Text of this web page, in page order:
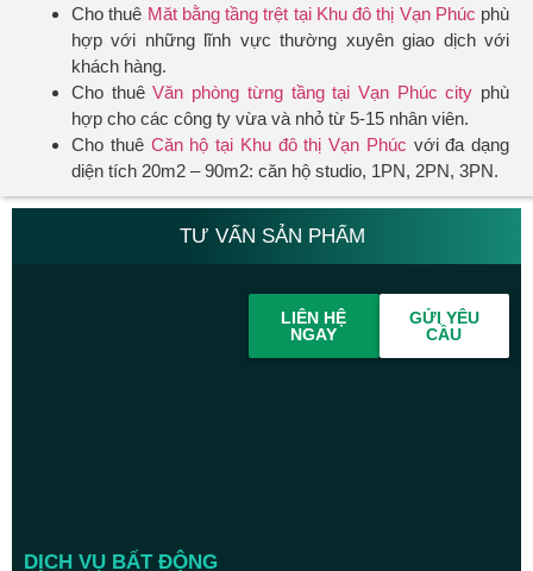
Cho thuê Măt bằng tầng trệt tại Khu đô thị Vạn Phúc phù
hợp với những lĩnh vực thường xuyên giao dịch với
khách hàng.
Cho thuêVăn phòng từng tầng tại Vạn Phúc city phù
hợp cho các công ty vừa và nhỏ từ 5-15 nhân viên.
Cho thuê Căn hộ tại Khu đô thị Vạn Phúc với đa dạng
diện tích 20m2 – 90m2: căn hộ studio, 1PN, 2PN, 3PN.
TƯ VẤN SẢN PHẨM
DỊCH VỤ BẤT ĐỘNG
LIÊN HỆ
NGAY
GỬI YÊU
CẦU